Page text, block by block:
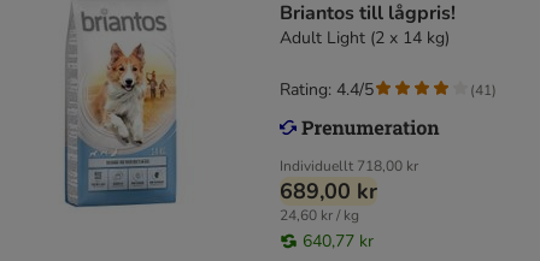
Briantos till lågpris!
Adult Light (2 x 14 kg)
Individuellt 718,00 kr
689,00 kr
24,60 kr / kg
640,77 kr
Rating: 4.4/5 (41)